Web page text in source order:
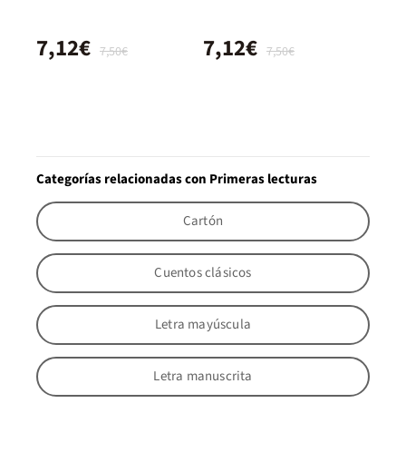
7,50€
7,12€ 7,50€
7,12€
Categorías relacionadas con Primeras lecturas
Cartón
Cuentos clásicos
Letra mayúscula
Letra manuscrita